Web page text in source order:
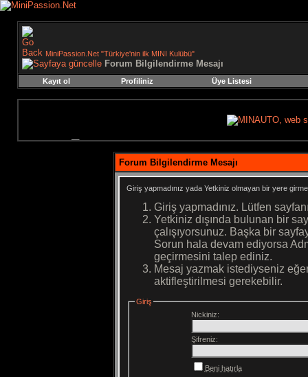
MiniPassion.Net "Türkiye'nin ilk MINI Kulübü"
Forum Bilgilendirme Mesajı
Kayıt ol Profiliniz Üye Listesi
Forum Bilgilendirme Mesajı
Giriş yapmadınız yada Yetkiniz olmayan bir yere
Giriş yapmadınız. Lütfen
Yetkiniz dışında bulunan bir
çalışıyorsunuz. Başka bir
Sorun hala devam ediyorsa
geçirmesini talep ediniz.
Mesaj yazmak istediyseniz
aktifleştirilmesi gerekebilir.
Giriş
Nickiniz:
Şifreniz:
Beni hatırla